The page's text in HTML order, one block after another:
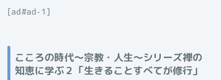
[ad#ad-1]
こころの時代～宗教・人生〜シリーズ禅の
知恵に学ぶ２「生きることすべてが修行」